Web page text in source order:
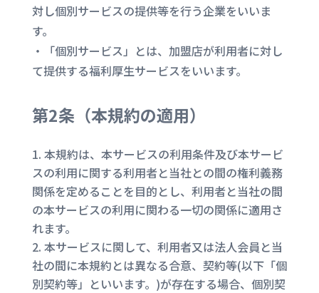
対し個別サービスの提供等を行う企業をいいま
す。
・「個別サービス」とは、加盟店が利用者に対し
て提供する福利厚生サービスをいいます。
第2条（本規約の適用）
本規約は、本サービスの利用条件及び本サービ
スの利用に関する利用者と当社との間の権利義務
関係を定めることを目的とし、利用者と当社の間
の本サービスの利用に関わる一切の関係に適用さ
れます。
本サービスに関して、利用者又は法人会員と当
社の間に本規約とは異なる合意、契約等(以下「個
別契約等」といいます。)が存在する場合、個別契